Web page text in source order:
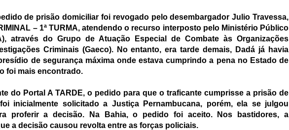
de prisão domiciliar foi revogado pelo desembargador Julio Travessa,
– 1ª TURMA, atendendo o recurso interposto pelo Ministério Público
através do Grupo de Atuação Especial de Combate às Organizações
Criminais (Gaeco). No entanto, era tarde demais, Dadá já havia
de segurança máxima onde estava cumprindo a pena no Estado de
foi mais encontrado.
do Portal A TARDE, o pedido para que o traficante cumprisse a prisão de
inicialmente solicitado a Justiça Pernambucana, porém, ela se julgou
proferir a decisão. Na Bahia, o pedido foi aceito. Nos bastidores, a
a decisão causou revolta entre as forças policiais.